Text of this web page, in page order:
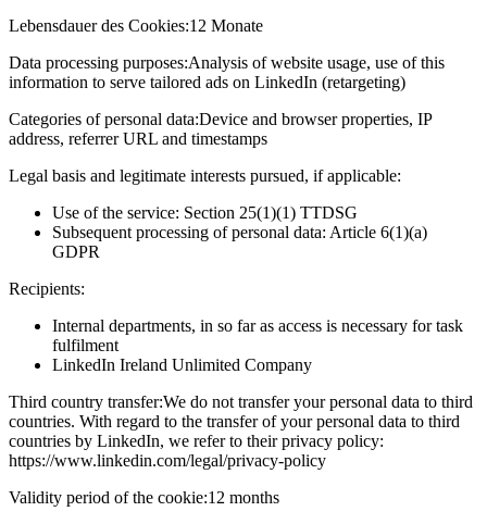
Lebensdauer des Cookies:12 Monate
Data processing purposes:Analysis of website usage, use of this
information to serve tailored ads on LinkedIn (retargeting)
Categories of personal data:Device and browser properties, IP
address, referrer URL and timestamps
Legal basis and legitimate interests pursued, if applicable:
Use of the service: Section 25(1)(1) TTDSG
Subsequent processing of personal data: Article 6(1)(a)
GDPR
Recipients:
Internal departments, in so far as access is necessary for task
fulfilment
LinkedIn Ireland Unlimited Company
Third country transfer:We do not transfer your personal data to third
countries. With regard to the transfer of your personal data to third
countries by LinkedIn, we refer to their privacy policy:
https://www.linkedin.com/legal/privacy-policy
Validity period of the cookie:12 months